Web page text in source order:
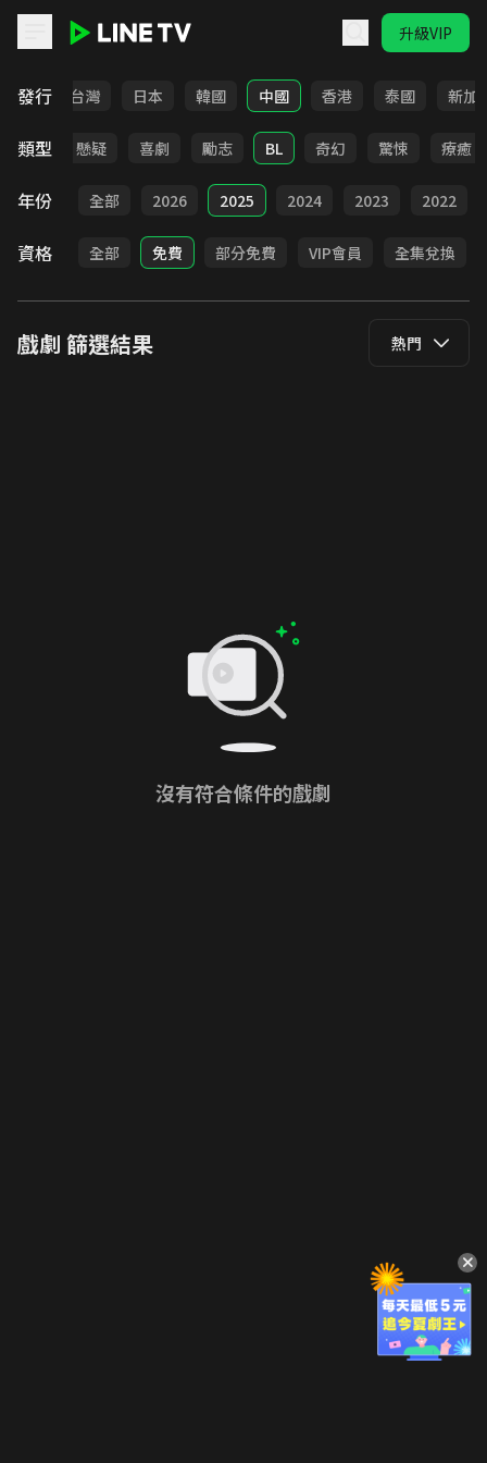
升級VIP
發行
全部 台灣 日本 韓國 中國 香港 泰國 新加
類型
甜寵 懸疑 喜劇 勵志 BL 奇幻 驚悚 療癒
年份 全部 2026 2025 2024 2023 2022
資格 全部 免費 部分免費 VIP會員 全集兌換
戲劇 篩選結果 熱門
沒有符合條件的戲劇